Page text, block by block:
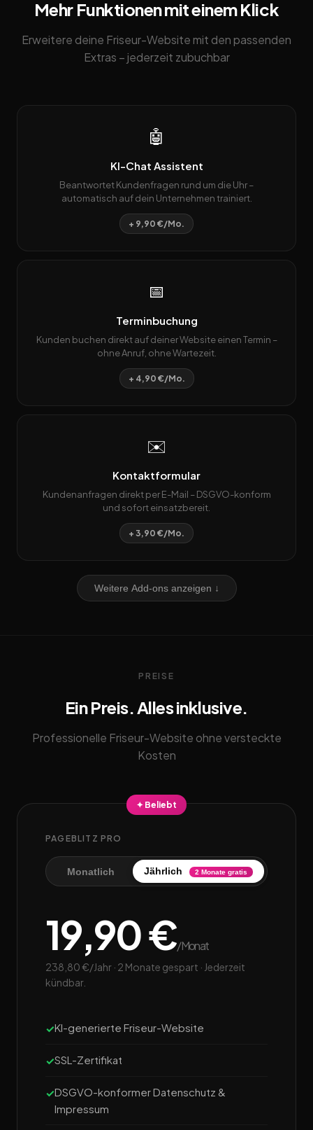
Mehr Funktionen mit einem Klick
Erweitere deine Friseur-Website mit den passenden
Extras – jederzeit zubuchbar
🤖
KI-Chat Assistent
Beantwortet Kundenfragen rund um die Uhr –
automatisch auf dein Unternehmen trainiert.
+ 9,90 €/Mo.
📅
Terminbuchung
Kunden buchen direkt auf deiner Website einen Termin –
ohne Anruf, ohne Wartezeit.
+ 4,90 €/Mo.
✉️
Kontaktformular
Kundenanfragen direkt per E-Mail – DSGVO-konform
und sofort einsatzbereit.
+ 3,90 €/Mo.
Weitere Add-ons anzeigen ↓
PREISE
Ein Preis. Alles inklusive.
Professionelle Friseur-Website ohne versteckte
Kosten
✦ Beliebt
PAGEBLITZ PRO
Monatlich Jährlich 2 Monate gratis
19,90 €/Monat
238,80 €/Jahr · 2 Monate gespart · Jederzeit
kündbar.
KI-generierte Friseur-Website
SSL-Zertifikat
DSGVO-konformer Datenschutz &
Impressum